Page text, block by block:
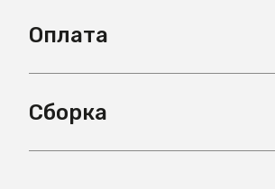
Оплата
Сборка